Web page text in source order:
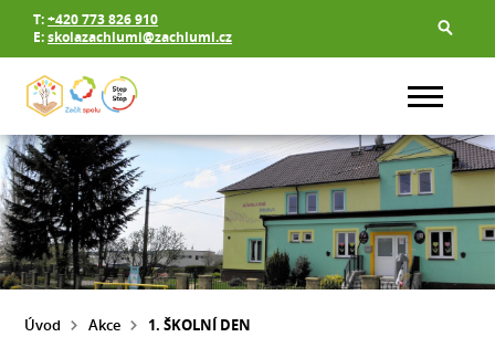
T:+420 773 826 910
E:skolazachlumi@zachlumi.cz
Úvod Akce 1. ŠKOLNÍ DEN